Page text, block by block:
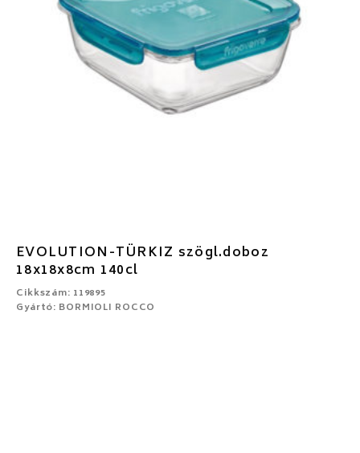
EVOLUTION-TÜRKIZ szögl.doboz
18x18x8cm 140cl
Cikkszám: 119895
Gyártó: BORMIOLI ROCCO